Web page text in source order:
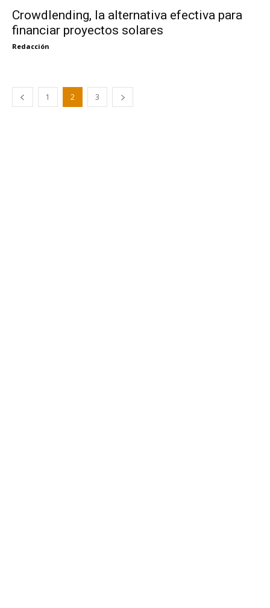
Crowdlending, la alternativa efectiva para
financiar proyectos solares
Redacción
1 2 3